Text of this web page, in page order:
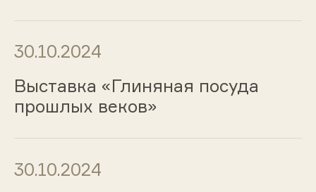
30.10.2024
Выставка «Глиняная посуда
прошлых веков»
30.10.2024